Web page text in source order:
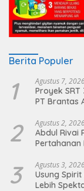
Berita Populer
1 Agustus 7,
Proyek SRT
PT Brantas
2 Agustus 2,
Abdul Rivai
Pertahanan
3 Agustus 3,
Usung
Lebih